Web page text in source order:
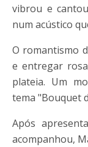
vibrou e
num acústico
O romantismo
e entregar
plateia. Um
tema "Bouquet
Após
acompanhou,